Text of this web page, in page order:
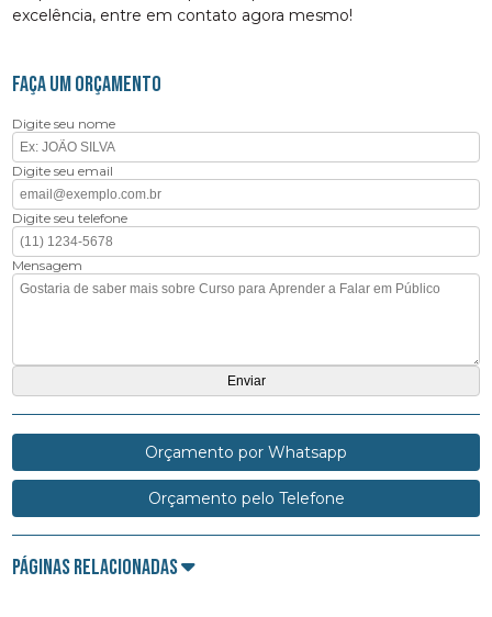
excelência, entre em contato agora mesmo!
FAÇA UM ORÇAMENTO
Digite seu nome
Digite seu email
Digite seu telefone
Mensagem
Orçamento por Whatsapp
Orçamento pelo Telefone
Páginas Relacionadas